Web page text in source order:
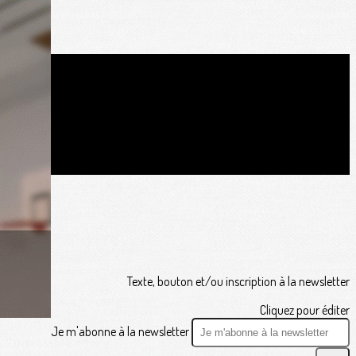
Texte, bouton et/ou inscription à la newsletter
Cliquez pour éditer
Je m'abonne à la newsletter